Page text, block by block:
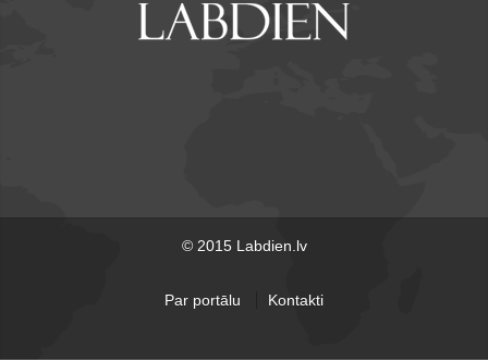
© 2015 Labdien.lv
Par portālu Kontakti